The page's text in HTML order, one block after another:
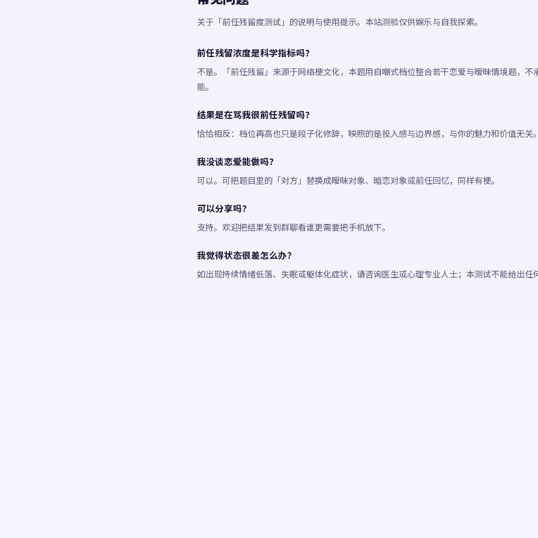
关于「前任残留度测试」的说明与使用提示。本站测验仅供娱乐与自我探索。
前任残留浓度是科学指标吗？
不是。「前任残留」来源于网络梗文化，本题用自嘲式档位整合若干恋爱与暧昧情境题，不
能。
结果是在骂我很前任残留吗？
恰恰相反：档位再高也只是段子化修辞，映照的是投入感与边界感，与你的魅力和价值无关。
我没谈恋爱能做吗？
可以。可把题目里的「对方」替换成暧昧对象、暗恋对象或前任回忆，同样有梗。
可以分享吗？
支持。欢迎把结果发到群聊看谁更需要把手机放下。
我觉得状态很差怎么办？
如出现持续情绪低落、失眠或躯体化症状，请咨询医生或心理专业人士；本测试不能给出任